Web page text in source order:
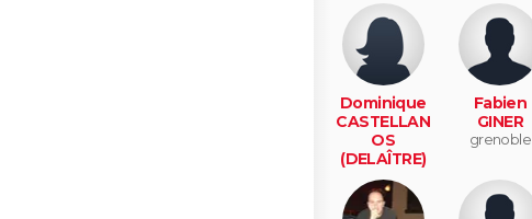
Dominique
CASTELLAN
OS
(DELAÎTRE)
leyr
Fabien
GINER
grenoble